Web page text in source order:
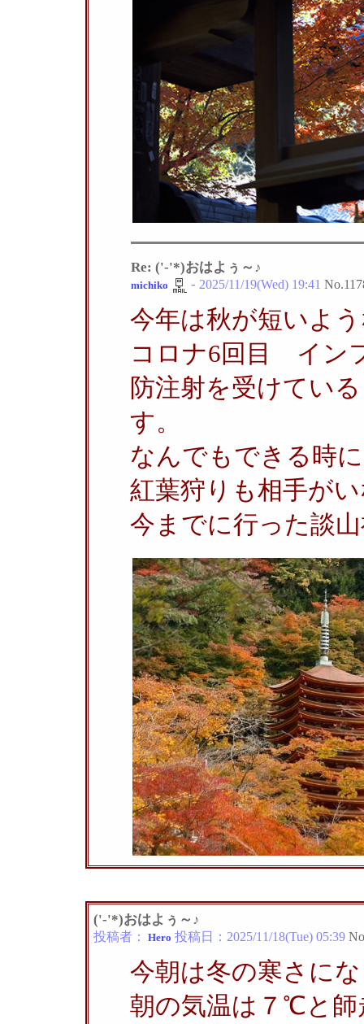
Re: ('-'*)おはよぅ～♪
michiko - 2025/11/19(Wed) 19:41 No.
今年は秋が短いよ
コロナ6回目 イン
防注射を受けてい
す。
なんでもできる時
紅葉狩りも相手が
今までに行った談
('-'*)おはよぅ～♪
投稿者： Hero 投稿日： 2025/11/18(Tue) 05:39
今朝は冬の寒さに
朝の気温は７℃と師